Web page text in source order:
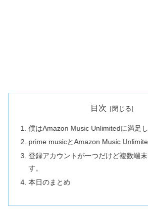
目次
僕はAmazon Music Unlimitedに満足し
prime musicとAmazon Music
登録アカウントが一つだけど複数端
す。
本日のまとめ